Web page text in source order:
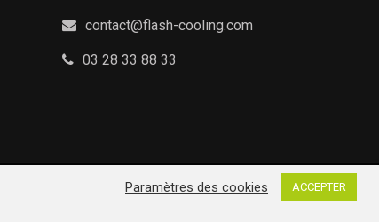
contact@flash-cooling.com
03 28 33 88 33
Paramètres des cookies ACCEPTER